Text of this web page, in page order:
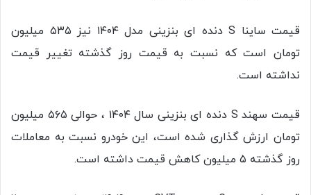
قیمت ساینا S دنده ای بنزینی مدل ۱۴۰۴ نیز ۵۳۵ میلیون
تومان است که نسبت به قیمت روز گذشته تغییر قیمت
نداشته است.
قیمت سهند S دنده ای بنزینی سال ۱۴۰۴ ، حوالی ۵۶۵ میلیون
تومان ارزش گذاری شده است، این خودرو نسبت به معاملات
روز گذشته ۵ میلیون کاهش قیمت داشته است.